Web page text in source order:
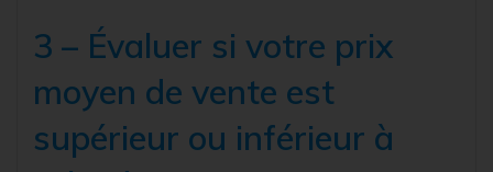
3 – Évaluer si votre prix
moyen de vente est
supérieur ou inférieur à